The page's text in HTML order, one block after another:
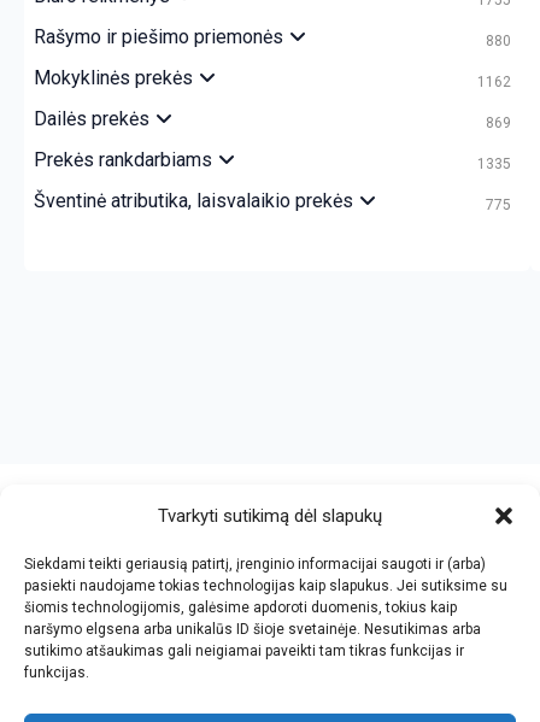
Tvarkyti sutikimą dėl slapukų
Siekdami teikti geriausią patirtį, įrenginio informacijai saugoti ir (arba)
pasiekti naudojame tokias technologijas kaip slapukus. Jei sutiksime su
šiomis technologijomis, galėsime apdoroti duomenis, tokius kaip
naršymo elgsena arba unikalūs ID šioje svetainėje. Nesutikimas arba
sutikimo atšaukimas gali neigiamai paveikti tam tikras funkcijas ir
funkcijas.
Rašymo ir piešimo priemonės 880
Mokyklinės prekės 1162
Dailės prekės 869
Prekės rankdarbiams 1335
Šventinė atributika, laisvalaikio prekės 775
V. Jankovskio firma
Įmonės kodas: 123612573
PVM kodas: LT236125716